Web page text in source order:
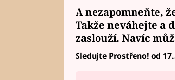
A nezapomneňte,
Takže neváhejte a
zaslouží. Navíc
Sledujte Prostřeno! od